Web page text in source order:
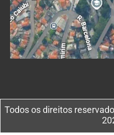
Todos os direitos